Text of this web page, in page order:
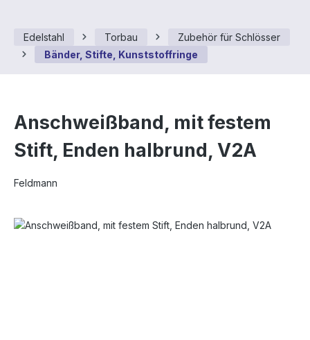
Edelstahl Torbau
Zubehör für Schlösser
Bänder, Stifte, Kunststoffringe
Anschweißband, mit festem
Stift, Enden halbrund, V2A
Feldmann
Bildergalerie überspringen